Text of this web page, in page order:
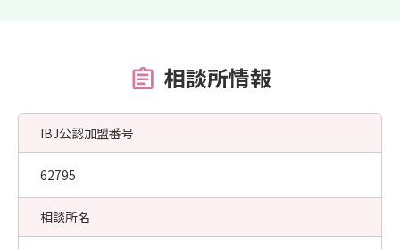
相談所情報
IBJ公認加盟番号
62795
相談所名